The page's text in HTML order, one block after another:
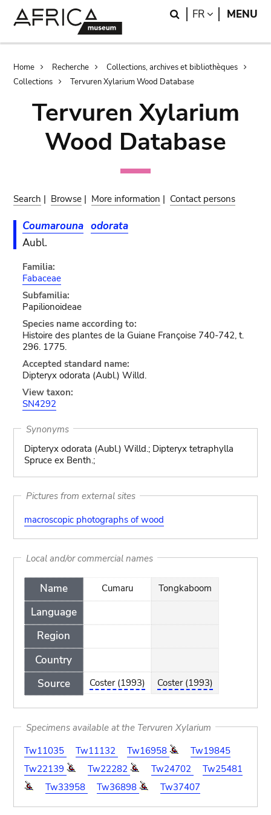
Search
FR LANGUAGE
MENU
Breadcrumb
Home Recherche
Collections, archives et bibliothèques
Collections
Tervuren Xylarium Wood Database
Tervuren Xylarium
Wood Database
Search | Browse | More information | Contact persons
Coumarouna odorata
Aubl.
Familia:
Fabaceae
Subfamilia:
Papilionoideae
Species name according to:
Histoire des plantes de la Guiane Françoise 740-742, t.
296. 1775.
Accepted standard name:
Dipteryx odorata (Aubl.) Willd.
View taxon:
SN4292
Synonyms
Dipteryx odorata (Aubl.) Willd.; Dipteryx tetraphylla
Spruce ex Benth.;
Pictures from external sites
macroscopic photographs of wood
Local and/or commercial names
Name
Language
Region
Country
Source
Cumaru
Coster (1993)
Tongkaboom
Coster (1993)
Specimens available at the Tervuren Xylarium
Tw11035
Tw11132 Tw16958
Tw19845
Tw22139
Tw22282 Tw24702
Tw25481
Tw33958
Tw36898 Tw37407